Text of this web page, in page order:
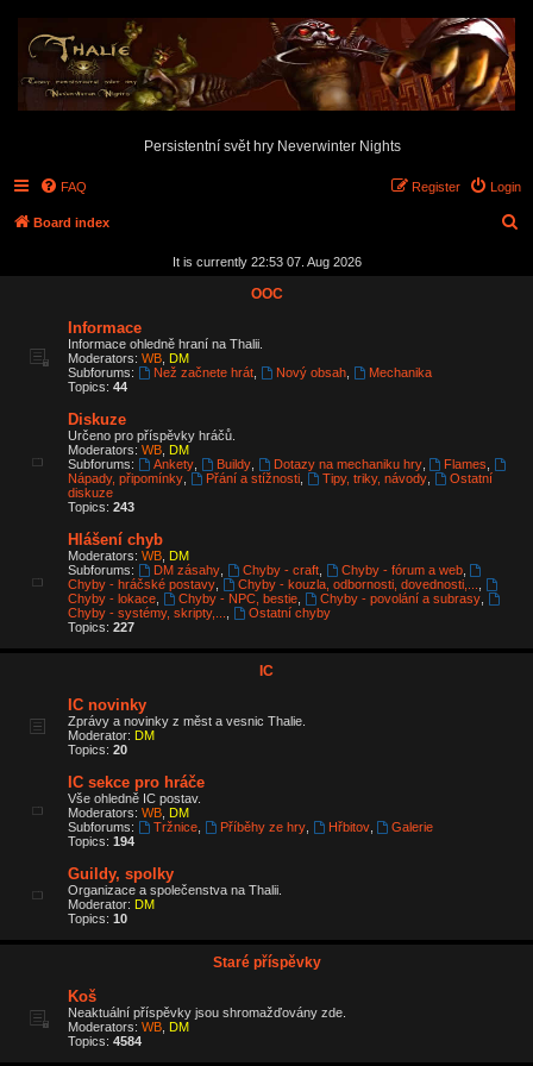
Persistentní svět hry Neverwinter Nights
FAQ Login
Register
Board index
a
It is currently 22:53 07. Aug 2026
OOC
Informace
Informace ohledně hraní na Thalii.
Moderators: WB DM
Subforums:
Než začnete hrát, Nový obsah,
Mechanika
Topics: 44
Diskuze
Určeno pro příspěvky hráčů.
Moderators: WB DM
Subforums:
Ankety, Buildy, Dotazy na mechaniku hry, Flames
Nápady, připomínky
Přání a stížnosti, Tipy, triky, návody,
Ostatní
diskuze
Topics: 243
Hlášení chyb
Moderators: WB DM
Subforums:
DM zásahy, Chyby - craft, Chyby - fórum a web,
Chyby - hráčské postavy
Chyby - kouzla, odbornosti, dovednosti,...
Chyby - lokace
Chyby - NPC, bestie, Chyby - povolání a subrasy,
Chyby - systémy, skripty,...
Ostatní chyby
Topics: 227
IC
IC novinky
Zprávy a novinky z měst a vesnic Thalie.
Moderator: DM
Topics: 20
IC sekce pro hráče
Vše ohledně IC postav.
Moderators: WB DM
Subforums:
Tržnice, Příběhy ze hry, Hřbitov,
Galerie
Topics: 194
Guildy, spolky
Organizace a společenstva na Thalii.
Moderator: DM
Topics: 10
Staré příspěvky
Koš
Neaktuální příspěvky jsou shromažďovány zde.
Moderators: WB DM
Topics: 4584